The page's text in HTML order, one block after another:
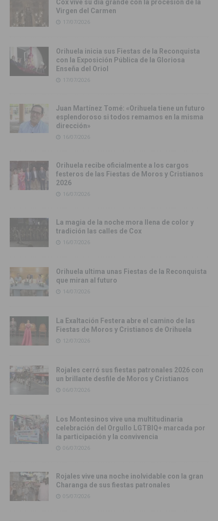
Cox vive su día grande con la procesión de la
Virgen del Carmen
17/07/2026
Orihuela inicia sus Fiestas de la Reconquista
con la Exposición Pública de la Gloriosa
Enseña del Oriol
17/07/2026
Juan Martínez Tomé: «Orihuela tiene un futuro
esplendoroso si todos remamos en la misma
dirección»
16/07/2026
Orihuela recibe oficialmente a los cargos
festeros de las Fiestas de Moros y Cristianos
2026
16/07/2026
La magia de la noche mora llena de color y
tradición las calles de Cox
16/07/2026
Orihuela ultima unas Fiestas de la Reconquista
que miran al futuro
14/07/2026
La Exaltación Festera abre el camino de las
Fiestas de Moros y Cristianos de Orihuela
12/07/2026
Rojales cerró sus fiestas patronales 2026 con
un brillante desfile de Moros y Cristianos
06/07/2026
Los Montesinos vive una multitudinaria
celebración del Orgullo LGTBIQ+ marcada por
la participación y la convivencia
06/07/2026
Rojales vive una noche inolvidable con la gran
Charanga de sus fiestas patronales
05/07/2026